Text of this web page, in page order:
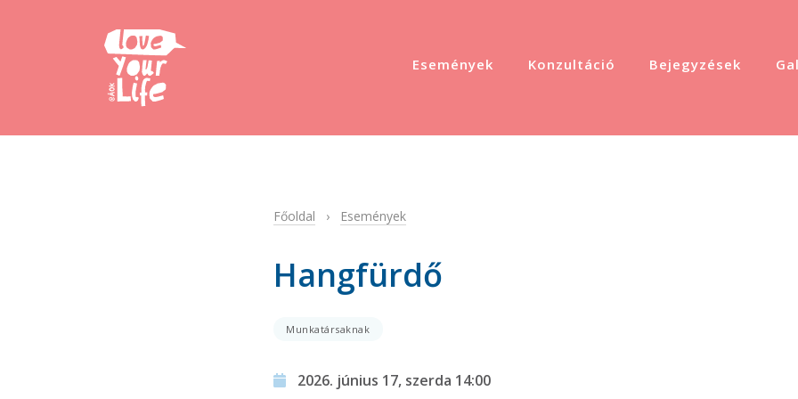
Események Konzultáció Bejegyzések
Főoldal › Események
Hangfürdő
Munkatársaknak
2026. június 17, szerda 14:00